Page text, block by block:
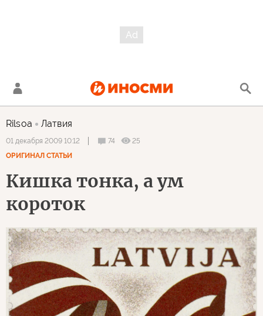
Rilsoa Латвия
01 декабря 2009 10:12 74
25
ОРИГИНАЛ СТАТЬИ
Кишка тонка, а ум
короток